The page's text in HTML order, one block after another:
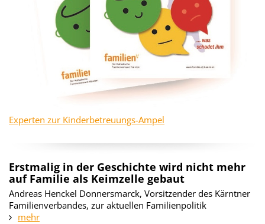
Experten zur Kinderbetreuungs-Ampel
Erstmalig in der Geschichte wird nicht mehr
auf Familie als Keimzelle gebaut
Andreas Henckel Donnersmarck, Vorsitzender des Kärntner
Familienverbandes, zur aktuellen Familienpolitik
mehr